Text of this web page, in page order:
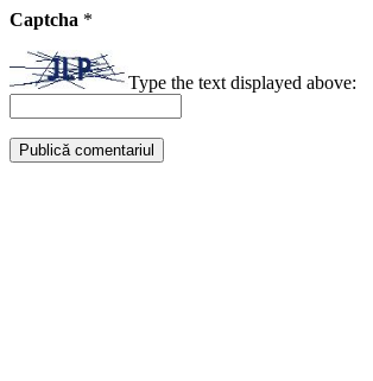
Captcha *
Type the text displayed above: